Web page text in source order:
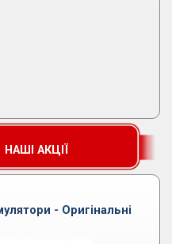
НАШІ АКЦІЇ
- Оригінальні